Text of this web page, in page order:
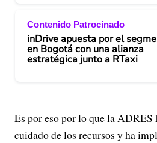
Contenido Patrocinado
inDrive apuesta por el
en Bogotá con una alianza
estratégica junto a RTaxi
Es por eso por lo que la ADRES
cuidado de los recursos y ha